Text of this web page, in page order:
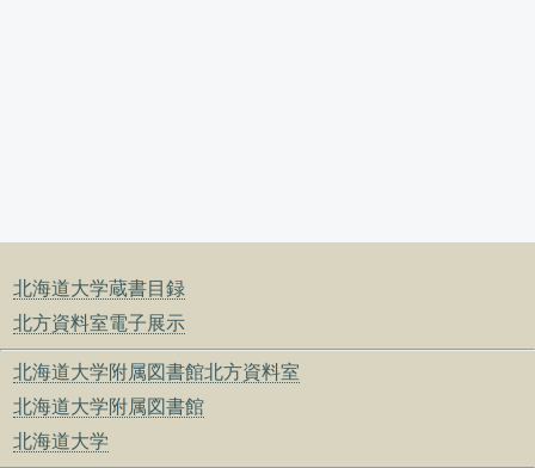
北海道大学蔵書目録
北方資料室電子展示
北海道大学附属図書館北方資料室
北海道大学附属図書館
北海道大学